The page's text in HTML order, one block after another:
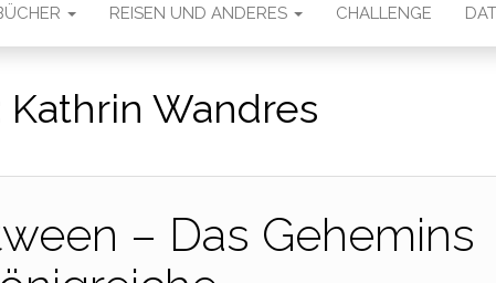
REISEN UND ANDERES CHALLENGE
Kathrin Wandres
– Das Gehemins